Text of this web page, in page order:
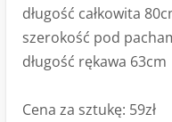
długość całkowita
szerokość pod
długość rękawa 63cm
Cena za sztukę: 59zł